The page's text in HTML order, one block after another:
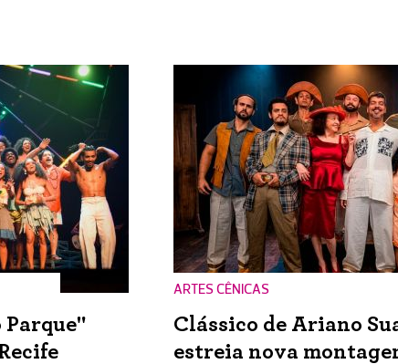
Parque"
ARTES CÊNICAS
Clássico de Ariano
estreia nova